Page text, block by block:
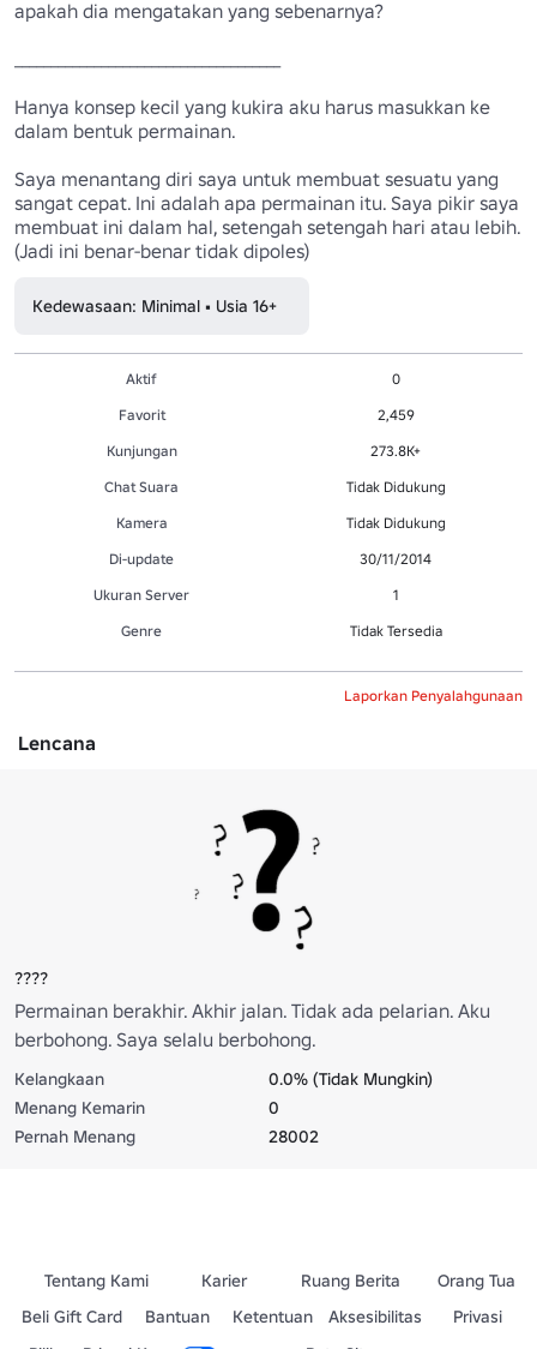
apakah dia mengatakan yang sebenarnya?
Hanya konsep kecil yang kukira aku harus masukkan ke
dalam bentuk permainan.
Saya menantang diri saya untuk membuat sesuatu yang
sangat cepat. Ini adalah apa permainan itu. Saya pikir saya
membuat ini dalam hal, setengah setengah hari atau lebih.
(Jadi ini benar-benar tidak dipoles)
Kedewasaan: Minimal • Usia 16+
Aktif
0
Favorit
2,459
Kunjungan
273.8K+
Chat Suara
Tidak Didukung
Kamera
Tidak Didukung
Di-update
30/11/2014
Ukuran Server
1
Genre
Tidak Tersedia
Laporkan Penyalahgunaan
Lencana
????
Permainan berakhir. Akhir jalan. Tidak ada pelarian. Aku
berbohong. Saya selalu berbohong.
Kelangkaan
0.0% (Tidak Mungkin)
Menang Kemarin
0
Pernah Menang
28002
Tentang Kami Karier Ruang Berita
Orang Tua
Beli Gift Card
Bantuan Ketentuan Aksesibilitas
Privasi